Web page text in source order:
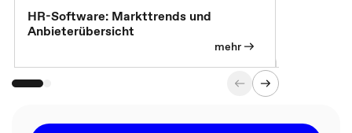
HR-Software: Markttrends und
Anbieterübersicht
mehr